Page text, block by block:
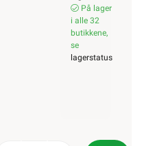
På lager
i alle 32
butikkene,
se
lagerstatus